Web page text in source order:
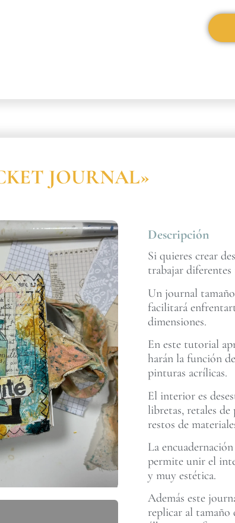
JOURNAL»
Descripción
Si quieres crear
trabajar diferentes
Un journal
facilitará
dimensiones.
En este tutorial
harán la función
pinturas acrílicas.
El interior es
libretas, retales de
restos de
La
permite unir el
y muy estética.
Además este
replicar al tamaño